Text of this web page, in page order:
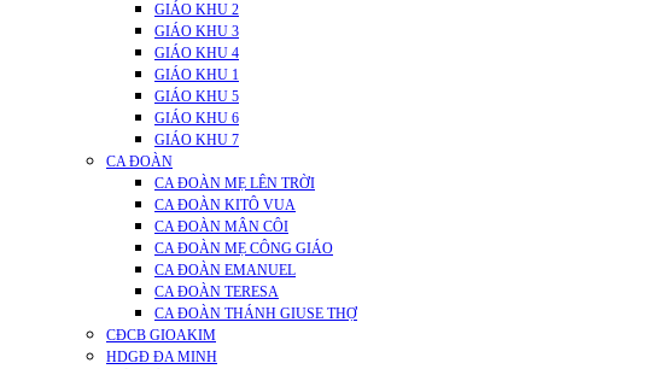
GIÁO KHU 2
GIÁO KHU 3
GIÁO KHU 4
GIÁO KHU 1
GIÁO KHU 5
GIÁO KHU 6
GIÁO KHU 7
CA ĐOÀN
CA ĐOÀN MẸ LÊN TRỜI
CA ĐOÀN KITÔ VUA
CA ĐOÀN MÂN CÔI
CA ĐOÀN MẸ CÔNG GIÁO
CA ĐOÀN EMANUEL
CA ĐOÀN TERESA
CA ĐOÀN THÁNH GIUSE THỢ
CĐCB GIOAKIM
HDGĐ ĐA MINH